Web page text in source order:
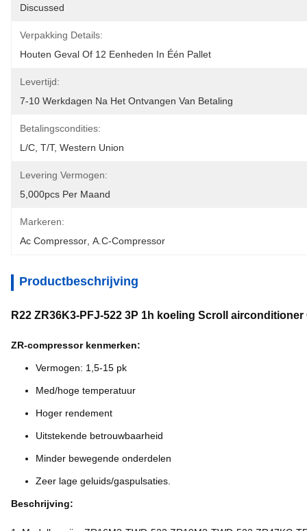
Discussed
Verpakking Details:
Houten Geval Of 12 Eenheden In Één Pallet
Levertijd:
7-10 Werkdagen Na Het Ontvangen Van Betaling
Betalingscondities:
L/C, T/T, Western Union
Levering Vermogen:
5,000pcs Per Maand
Markeren:
Ac Compressor A.c-Compressor
Productbeschrijving
R22 ZR36K3-PFJ-522 3P 1h koeling Scroll
ZR-compressor kenmerken:
Vermogen: 1,5-15 pk
Med/hoge temperatuur
Hoger rendement
Uitstekende betrouwbaarheid
Minder bewegende onderdelen
Zeer lage geluids/gaspulsaties.
Beschrijving: